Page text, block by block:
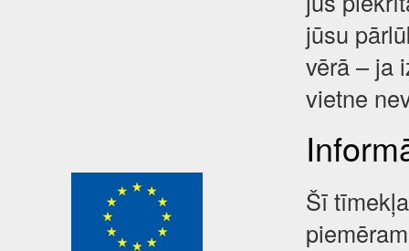
jūsu
vērā – ja
vietne
Šī